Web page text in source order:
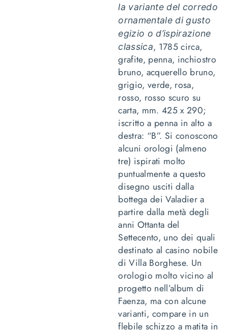
la variante del corredo
ornamentale di gusto
egizio o d’ispirazione
classica, 1785 circa,
grafite, penna, inchiostro
bruno, acquerello bruno,
grigio, verde, rosa,
rosso, rosso scuro su
carta, mm. 425 x 290;
iscritto a penna in alto a
destra: “B”. Si conoscono
alcuni orologi (almeno
tre) ispirati molto
puntualmente a questo
disegno usciti dalla
bottega dei Valadier a
partire dalla metà degli
anni Ottanta del
Settecento, uno dei quali
destinato al casino nobile
di Villa Borghese. Un
orologio molto vicino al
progetto nell’album di
Faenza, ma con alcune
varianti, compare in un
flebile schizzo a matita in